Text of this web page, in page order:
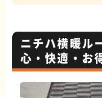
ニチハ横暖
心・快適・お